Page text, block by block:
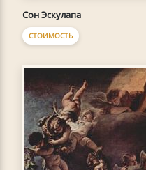
Сон Эскулапа
СТОИМОСТЬ